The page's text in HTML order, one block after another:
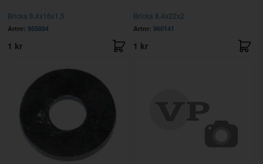
Bricka 8,4x16x1,5
Artnr: 955894
1 kr
Bricka 8,4x22x2
Artnr: 960141
1 kr